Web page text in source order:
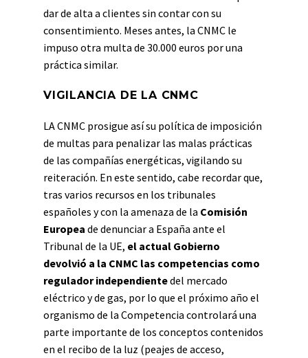
dar de alta a clientes sin contar con su
consentimiento. Meses antes, la CNMC le
impuso otra multa de 30.000 euros por una
práctica similar.
VIGILANCIA DE LA CNMC
LA CNMC prosigue así su política de imposición
de multas para penalizar las malas prácticas
de las compañías energéticas, vigilando su
reiteración. En este sentido, cabe recordar que,
tras varios recursos en los tribunales
españoles y con la amenaza de la Comisión
Europea de denunciar a España ante el
Tribunal de la UE, el actual Gobierno
devolvió a la CNMC las competencias como
regulador independientedel mercado
eléctrico y de gas, por lo que el próximo año el
organismo de la Competencia controlará una
parte importante de los conceptos contenidos
en el recibo de la luz (peajes de acceso,